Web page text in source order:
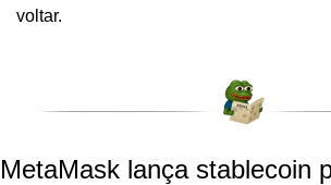
voltar.
MetaMask lança stablecoin